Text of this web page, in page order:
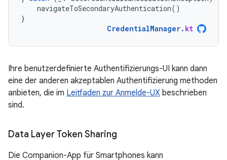
navigateToSecondaryAuthentication()
}
CredentialManager. kt
Ihre benutzerdefinierte Authentifizierungs-UI kann dann
eine der anderen akzeptablen Authentifizierung methoden
anbieten, die im Leitfaden zur Anmelde-UX beschrieben
sind.
Data Layer Token Sharing
Die Companion-App für Smartphones kann